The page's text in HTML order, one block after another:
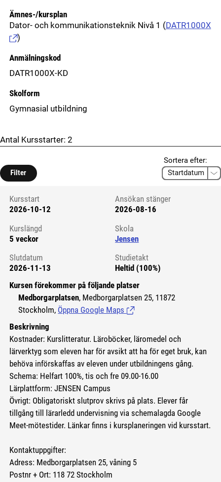
Ämnes-/kursplan
Dator- och kommunikationsteknik Nivå 1 ( DATR1000X
)
Anmälningskod
DATR1000X-KD
Skolform
Gymnasial utbildning
Antal Kursstarter: 2
Filter
Sortera efter:
Kursstart 6091082
Kursstart
2026-10-12
Ansökan stänger
2026-08-16
Kurslängd
5 veckor
Skola
Jensen
Slutdatum
2026-11-13
Studietakt
Heltid (100%)
Kursen förekommer på följande platser
Medborgarplatsen, Medborgarplatsen 25, 11872
Stockholm, Öppna Google Maps (Länk till extern sida.)
Beskrivning
Kostnader: Kurslitteratur. Läroböcker, läromedel och
lärverktyg som eleven har för avsikt att ha för eget bruk, kan
behöva införskaffas av eleven under utbildningens gång.
Schema: Helfart 100%, tis och fre 09.00-16.00
Lärplattform: JENSEN Campus
Övrigt: Obligatoriskt slutprov skrivs på plats. Elever får
tillgång till lärarledd undervisning via schemalagda Google
Meet-mötestider. Länkar finns i kursplaneringen vid kursstart.
Kontaktuppgifter:
Adress: Medborgarplatsen 25, våning 5
Postnr + Ort: 118 72 Stockholm